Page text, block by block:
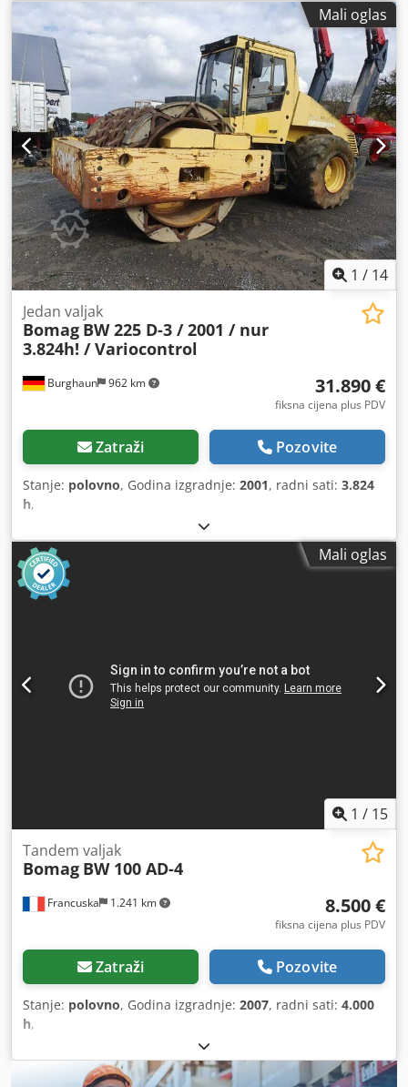
Mali oglas
1 / 14
Burghaun 962 km
Jedan valjak
Bomag BW 225 D-3 / 2001 / nur
3.824h! / Variocontrol
31.890 €
fiksna cijena plus PDV
Zatraži Pozovite
Stanje: polovno, Godina izgradnje: 2001, radni sati: 3.824
h,
Mali oglas
1 / 15
Francuska 1.241 km
Tandem valjak
Bomag BW 100 AD-4
8.500 €
fiksna cijena plus PDV
Zatraži Pozovite
Stanje: polovno, Godina izgradnje: 2007, radni sati: 4.000
h,